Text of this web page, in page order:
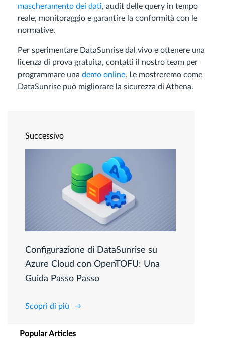
mascheramento dei dati, audit delle query in tempo
reale, monitoraggio e garantire la conformità con le
normative.
Per sperimentare DataSunrise dal vivo e ottenere una
licenza di prova gratuita, contatti il nostro team per
programmare una demo online. Le mostreremo come
DataSunrise può migliorare la sicurezza di Athena.
Successivo
Configurazione di DataSunrise su
Azure Cloud con OpenTOFU: Una
Guida Passo Passo
Scopri di più
Popular Articles